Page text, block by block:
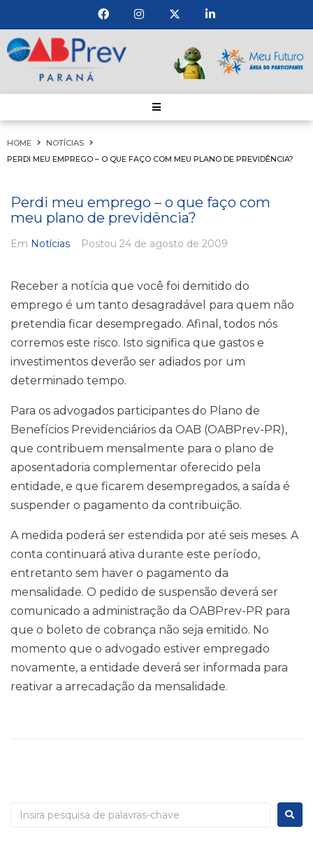
HOME
NOTÍCIAS
PERDI MEU EMPREGO – O QUE FAÇO COM MEU PLANO DE PREVIDÊNCIA?
Perdi meu emprego – o que faço com
meu plano de previdência?
Em Notícias Postou 24 de agosto de 2009
Receber a notícia que você foi demitido do
emprego é um tanto desagradável para quem não
pretendia ficar desempregado. Afinal, todos nós
corremos este risco. Isto significa que gastos e
investimentos deverão ser adiados por um
determinado tempo.
Para os advogados participantes do Plano de
Benefícios Previdenciários da OAB (OABPrev-PR),
que contribuem mensalmente para o plano de
aposentadoria complementar oferecido pela
entidade, e que ficarem desempregados, a saída é
suspender o pagamento da contribuição.
A medida poderá ser estendida por até seis meses. A
conta continuará ativa durante este período,
entretanto sem haver o pagamento da
mensalidade. O pedido de suspensão deverá ser
comunicado a administração da OABPrev-PR para
que o boleto de cobrança não seja emitido. No
momento que o advogado estiver empregado
novamente, a entidade deverá ser informada para
reativar a arrecadação da mensalidade.